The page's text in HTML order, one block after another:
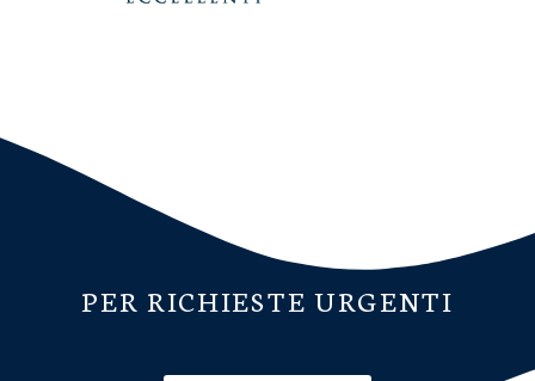
PER RICHIESTE URGENTI